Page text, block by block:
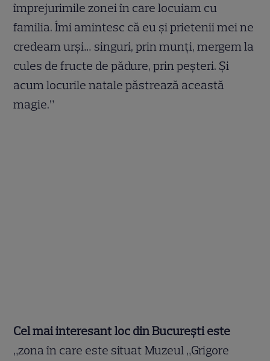
împrejurimile zonei în care locuiam cu
familia. Îmi amintesc că eu şi prietenii mei ne
credeam urşi… singuri, prin munţi, mergem la
cules de fructe de pădure, prin peşteri. Şi
acum locurile natale păstrează această
magie.”
Cel mai interesant loc din Bucureşti este
„zona în care este situat Muzeul „Grigore